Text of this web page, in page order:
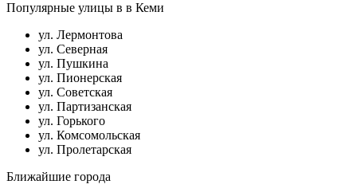
Популярные улицы в в Кеми
ул. Лермонтова
ул. Северная
ул. Пушкина
ул. Пионерская
ул. Советская
ул. Партизанская
ул. Горького
ул. Комсомольская
ул. Пролетарская
Ближайшие города